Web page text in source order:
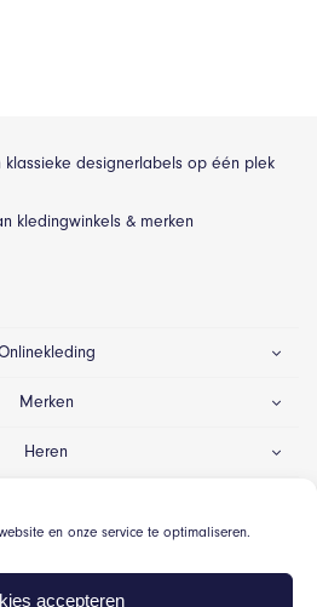
en onze service te optimaliseren.
accepteren
klassieke designerlabels op één plek
kledingwinkels & merken
Merken
Heren